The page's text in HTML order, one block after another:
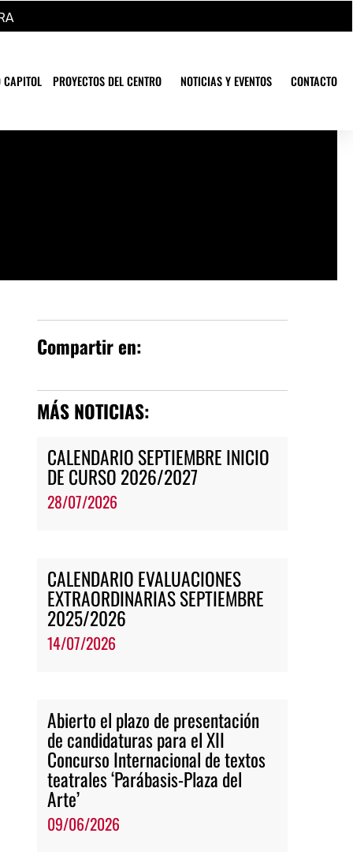
CAPITOL PROYECTOS DEL CENTRO NOTICIAS Y EVENTOS CONTACTO
Compartir en:
MÁS NOTICIAS:
CALENDARIO SEPTIEMBRE INICIO
DE CURSO 2026/2027
28/07/2026
CALENDARIO EVALUACIONES
EXTRAORDINARIAS SEPTIEMBRE
2025/2026
14/07/2026
Abierto el plazo de presentación
de candidaturas para el XII
Concurso Internacional de textos
teatrales ‘Parábasis-Plaza del
Arte’
09/06/2026